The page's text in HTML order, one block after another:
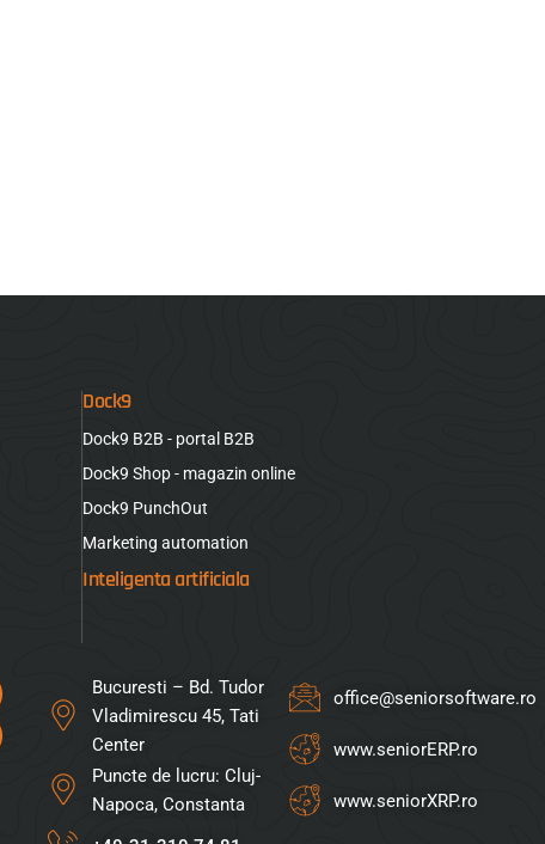
Dock9
Dock9 B2B - portal B2B
Dock9 Shop - magazin online
Dock9 PunchOut
Marketing automation
Inteligenta artificiala
Bucuresti – Bd. Tudor
Vladimirescu 45, Tati
Center
Puncte de lucru: Cluj-
Napoca, Constanta
office@seniorsoftware.ro
www.seniorERP.ro
www.seniorXRP.ro